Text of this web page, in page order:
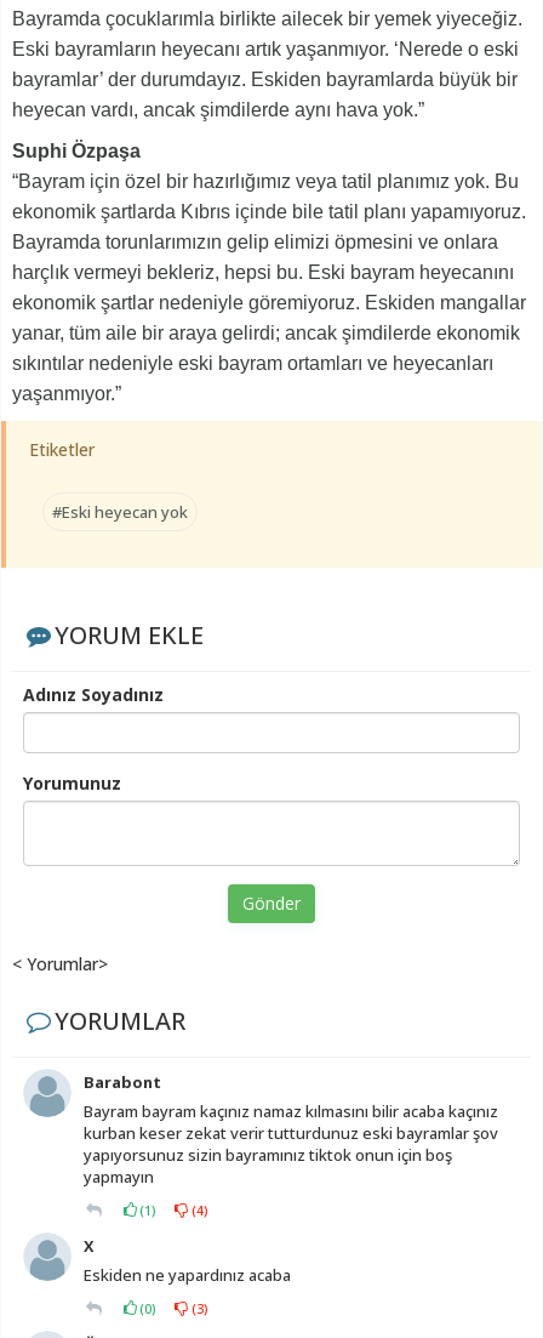
Bayramda çocuklarımla birlikte ailecek bir yemek yiyeceğiz.
Eski bayramların heyecanı artık yaşanmıyor. ‘Nerede o eski
bayramlar’ der durumdayız. Eskiden bayramlarda büyük bir
heyecan vardı, ancak şimdilerde aynı hava yok.”
Suphi Özpaşa
“Bayram için özel bir hazırlığımız veya tatil planımız yok. Bu
ekonomik şartlarda Kıbrıs içinde bile tatil planı yapamıyoruz.
Bayramda torunlarımızın gelip elimizi öpmesini ve onlara
harçlık vermeyi bekleriz, hepsi bu. Eski bayram heyecanını
ekonomik şartlar nedeniyle göremiyoruz. Eskiden mangallar
yanar, tüm aile bir araya gelirdi; ancak şimdilerde ekonomik
sıkıntılar nedeniyle eski bayram ortamları ve heyecanları
yaşanmıyor.”
Etiketler
#Eski heyecan yok
YORUM EKLE
Adınız Soyadınız
Yorumunuz
Gönder
< Yorumlar>
YORUMLAR
Barabont
Bayram bayram kaçınız namaz kılmasını bilir acaba kaçınız
kurban keser zekat verir tutturdunuz eski bayramlar şov
yapıyorsunuz sizin bayramınız tiktok onun için boş
yapmayın
(1) (4)
X
Eskiden ne yapardınız acaba
(0) (3)